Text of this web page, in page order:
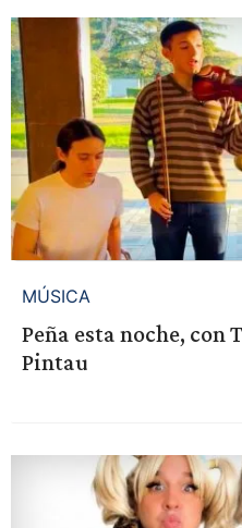
MÚSICA
Peña esta noche, con
Pintau